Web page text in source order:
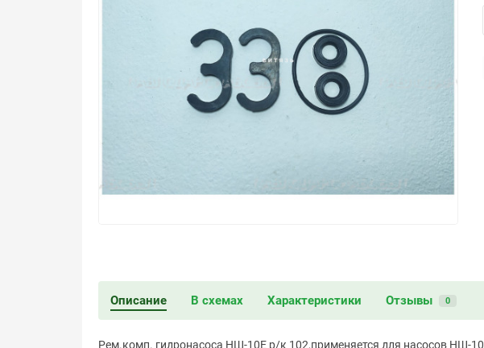
Описание В схемах Характеристики Отзывы 0
Рем.комп. гидронасоса НШ-10Е р/к 102,применяется для насосов НШ-10